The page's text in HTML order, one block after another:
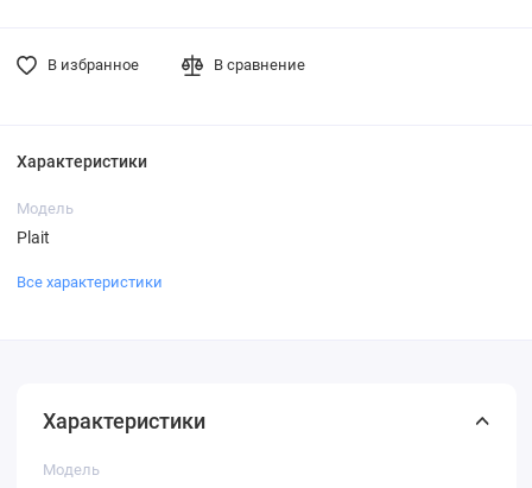
В избранное В сравнение
Характеристики
Модель
Plait
Все характеристики
Характеристики
Модель